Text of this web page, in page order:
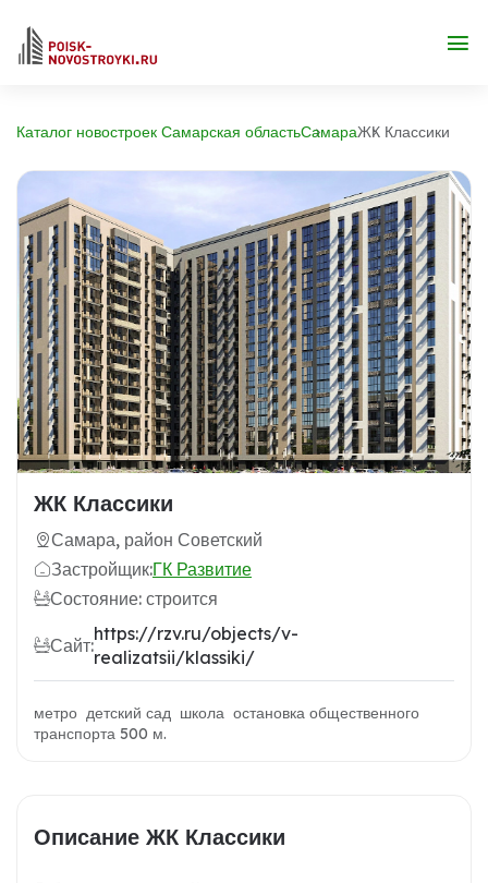
Каталог новостроек Самарская областьСамараЖК Классики
ЖК Классики
Самара, район Советский
Застройщик:ГК Развитие
Состояние: строится
Сайт:
https://rzv.ru/objects/v-
realizatsii/klassiki/
метро детский сад школа остановка общественного
транспорта 500 м.
Описание ЖК Классики